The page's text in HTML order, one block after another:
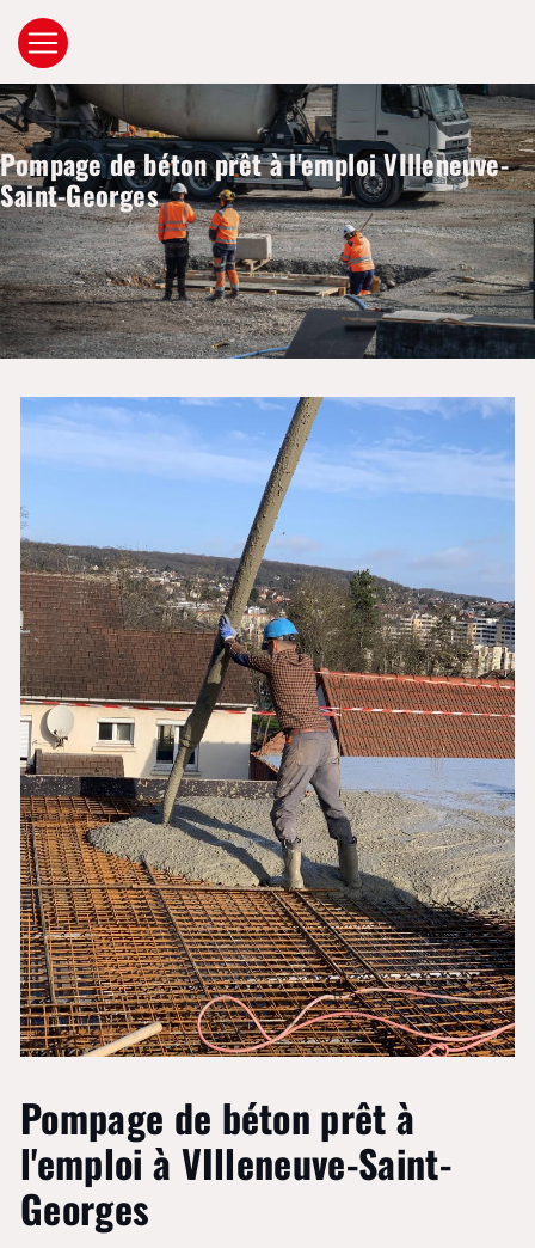
Pompage de béton prêt à l'emploi VIlleneuve-
Saint-Georges
Pompage de béton prêt à
l'emploi à VIlleneuve-Saint-
Georges
Panneau de gestion des cookies